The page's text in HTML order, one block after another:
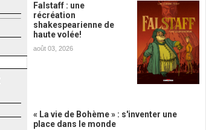
Falstaff : une
récréation
shakespearienne de
haute volée!
août 03, 2026
« La vie de Bohème » : s'inventer une
place dans le monde